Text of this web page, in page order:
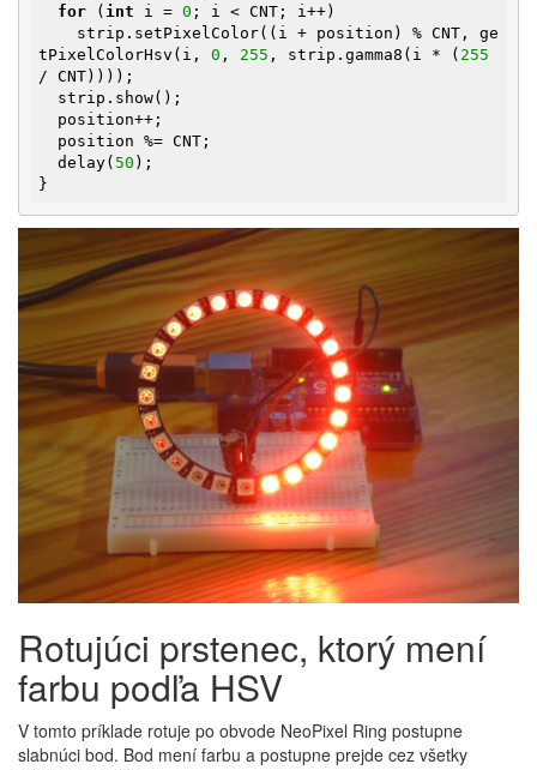
for ( int i = 0 ; i < CNT; i++)
tPixelColorHsv(i, 0 , 255 , strip.gamma8(i * ( 255
/ CNT))));
  delay(
50 );
}
Rotujúci prstenec, ktorý mení
farbu podľa HSV
V tomto príklade rotuje po obvode NeoPixel Ring postupne
slabnúci bod. Bod mení farbu a postupne prejde cez všetky